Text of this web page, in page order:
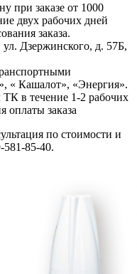
при заказе от 1000
двух рабочих дней
заказа.
Дзержинского, д. 57Б,
« Кашалот», «Энергия».
в течение 1-2 рабочих
оплаты заказа
по стоимости и
581-85-40.